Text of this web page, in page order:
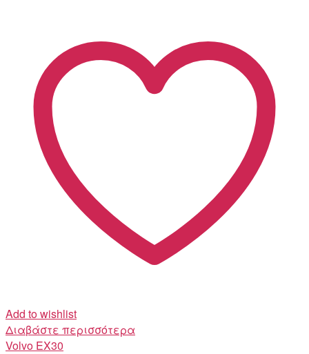
Add to wishlist
Διαβάστε περισσότερα
Volvo EX30